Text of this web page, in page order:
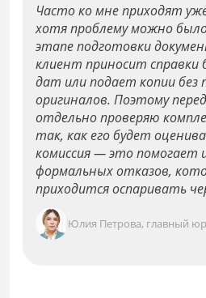
Часто ко мне приходят
хотя проблему можно
этапе подготовки
клиент приносит справки
дат или подает копии без
оригиналов. Поэтому
отдельно проверяю
так, как его будет
комиссия — это помогает
формальных отказов,
приходится оспаривать
Юлия Петрова, главный